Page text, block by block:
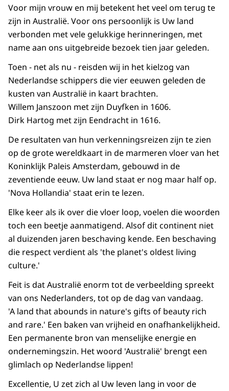
Voor mijn vrouw en mij betekent het veel om terug te
zijn in Australië. Voor ons persoonlijk is Uw land
verbonden met vele gelukkige herinneringen, met
name aan ons uitgebreide bezoek tien jaar geleden.
Toen - net als nu - reisden wij in het kielzog van
Nederlandse schippers die vier eeuwen geleden de
kusten van Australië in kaart brachten.
Willem Janszoon met zijn Duyfken in 1606.
Dirk Hartog met zijn Eendracht in 1616.
De resultaten van hun verkenningsreizen zijn te zien
op de grote wereldkaart in de marmeren vloer van het
Koninklijk Paleis Amsterdam, gebouwd in de
zeventiende eeuw. Uw land staat er nog maar half op.
'Nova Hollandia' staat erin te lezen.
Elke keer als ik over die vloer loop, voelen die woorden
toch een beetje aanmatigend. Alsof dit continent niet
al duizenden jaren beschaving kende. Een beschaving
die respect verdient als 'the planet's oldest living
culture.'
Feit is dat Australië enorm tot de verbeelding spreekt
van ons Nederlanders, tot op de dag van vandaag.
'A land that abounds in nature's gifts of beauty rich
and rare.' Een baken van vrijheid en onafhankelijkheid.
Een permanente bron van menselijke energie en
ondernemingszin. Het woord 'Australië' brengt een
glimlach op Nederlandse lippen!
Excellentie, U zet zich al Uw leven lang in voor de